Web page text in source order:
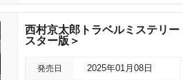
西村京太郎トラベルミステリ
スター版＞
発売日 2025年01月08日